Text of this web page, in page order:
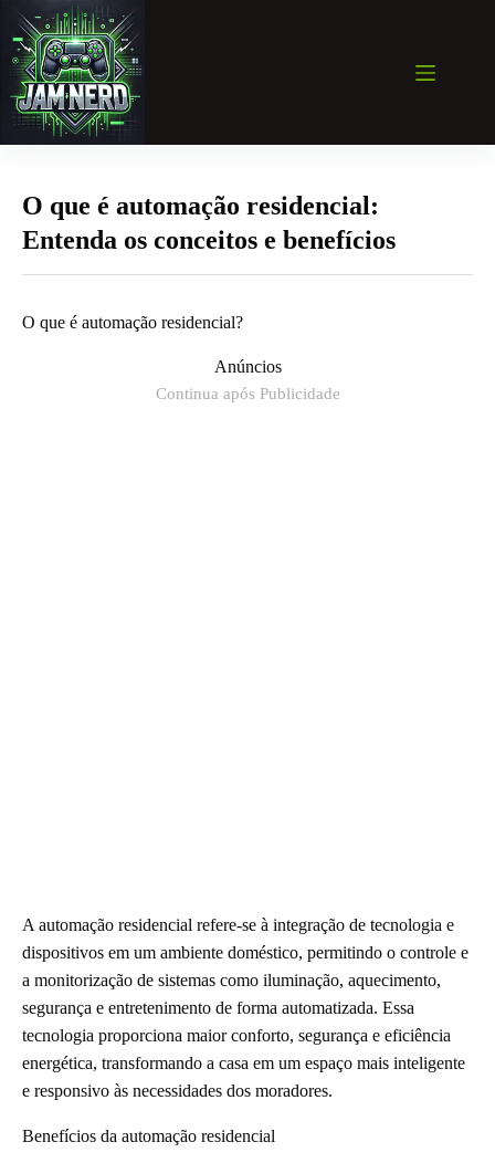
para
conteúdo
O que é automação residencial:
Entenda os conceitos e benefícios
O que é automação residencial?
Anúncios
Continua após Publicidade
A automação residencial refere-se à integração de tecnologia e
dispositivos em um ambiente doméstico, permitindo o controle e
a monitorização de sistemas como iluminação, aquecimento,
segurança e entretenimento de forma automatizada. Essa
tecnologia proporciona maior conforto, segurança e eficiência
energética, transformando a casa em um espaço mais inteligente
e responsivo às necessidades dos moradores.
Benefícios da automação residencial